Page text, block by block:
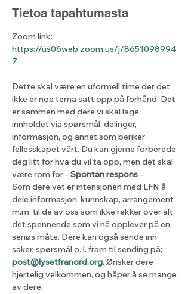
Tietoa tapahtumasta
Zoom link:
https://us06web.zoom.us/j/8651098994
7
Dette skal være en uformell time der det
ikke er noe tema satt opp på forhånd. Det
er sammen med dere vi skal lage
innholdet via spørsmål, delinger,
informasjon, og annet som beriker
fellesskapet vårt. Du kan gjerne forberede
deg litt for hva du vil ta opp, men det skal
være rom for - Spontan respons -
Som dere vet er intensjonen med LFN å
dele informasjon, kunnskap, arrangement
m.m. til de av oss som ikke rekker over alt
det spennende som vi nå opplever på en
seriøs måte. Dere kan også sende inn
saker, spørsmål o. l. fram til sending på;
post@lysetfranord.org. Ønsker dere
hjertelig velkommen, og håper å se mange
av dere.